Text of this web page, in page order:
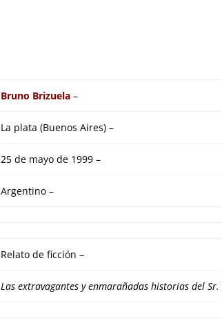
Bruno Brizuela–
La plata (Buenos Aires) –
25 de mayo de 1999 –
Argentino –
Relato de ficción –
Las extravagantes y enmarañadas historias del Sr.